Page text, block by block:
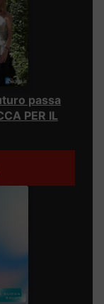
passa
PER IL